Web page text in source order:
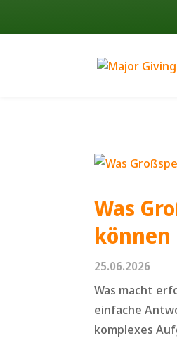
Was
können
25.06.2026
Was macht
einfache
komplexes